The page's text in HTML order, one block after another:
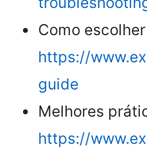
Como
https://
guide
Melhores
https://